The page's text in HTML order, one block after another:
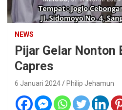
NEWS
Pijar Gelar Nonton
Capres
6 Januari 2024 Philip Jehamun